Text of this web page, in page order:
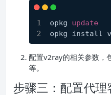
opkg update
opkg install
配置v2ray的相关参数，
等。
步骤三：配置代理